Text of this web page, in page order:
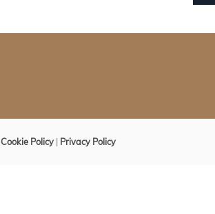
Cookie Policy | Privacy Policy